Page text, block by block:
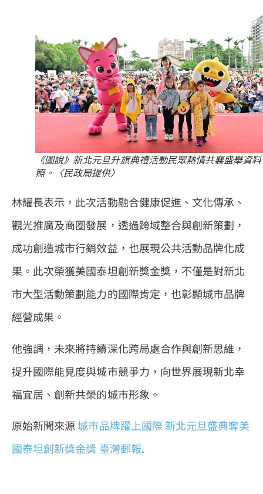
《圖說》新北元旦升旗典禮活動民眾熱情共襄盛舉資料
照。〈民政局提供〉
林耀長表示，此次活動融合健康促進、文化傳承、
觀光推廣及商圈發展，透過跨域整合與創新策劃，
成功創造城市行銷效益，也展現公共活動品牌化成
果。此次榮獲美國泰坦創新獎金獎，不僅是對新北
市大型活動策劃能力的國際肯定，也彰顯城市品牌
經營成果。
他強調，未來將持續深化跨局處合作與創新思維，
提升國際能見度與城市競爭力，向世界展現新北幸
福宜居、創新共榮的城市形象。
原始新聞來源城市品牌躍上國際 新北元旦盛典奪美
國泰坦創新獎金獎 臺灣郵報.